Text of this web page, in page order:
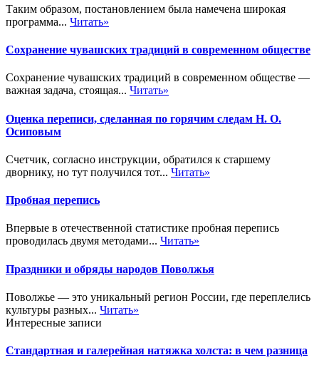
Таким образом, постановлением была намечена широкая
программа... Читать»
Сохранение чувашских традиций в современном обществе
Сохранение чувашских традиций в современном обществе —
важная задача, стоящая... Читать»
Оценка переписи, сделанная по горячим следам Н. О.
Осиповым
Счетчик, согласно инструкции, обратился к старшему
дворнику, но тут получился тот... Читать»
Пробная перепись
Впервые в отечественной статистике пробная перепись
проводилась двумя методами... Читать»
Праздники и обряды народов Поволжья
Поволжье — это уникальный регион России, где переплелись
культуры разных... Читать»
Интересные записи
Стандартная и галерейная натяжка холста: в чем разница